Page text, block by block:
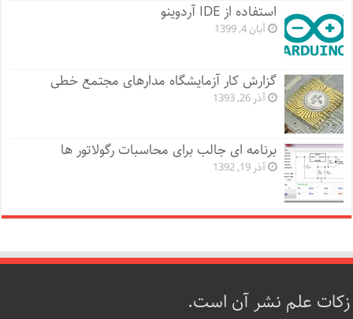
استفاده از IDE آردوینو
آبان 4, 1399
گزارش کار آزمایشگاه مدارهای مجتمع خطی
آذر 26, 1393
برنامه ای جالب برای محاسبات رگولاتور ها
آذر 19, 1392
زکات علم نشر آن است.